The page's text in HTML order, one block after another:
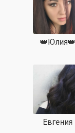
👑Юлия👑
Евгения